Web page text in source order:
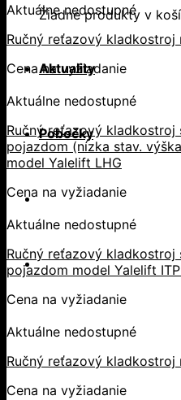
Žiadne produkty v
Aktuality
Pobočky
Aktuálne nedostupné
Ručný reťazový kladkostroj
Cena na vyžiadanie
Aktuálne nedostupné
Ručný reťazový
pojazdom (nízka stav.
model Yalelift LHG
Cena na vyžiadanie
Aktuálne nedostupné
Ručný reťazový
pojazdom model Yalelift
Cena na vyžiadanie
Aktuálne nedostupné
Ručný reťazový kladkostroj
Cena na vyžiadanie